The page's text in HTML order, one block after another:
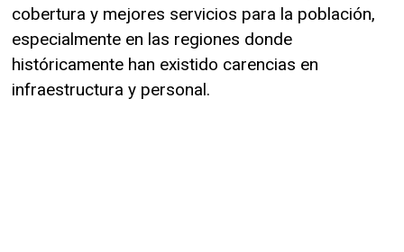
cobertura y mejores servicios para la población,
especialmente en las regiones donde
históricamente han existido carencias en
infraestructura y personal.